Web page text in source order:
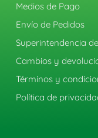
Medios de Pago
Envío de Pedidos
Superintendencia
Cambios y
Términos y
Política de